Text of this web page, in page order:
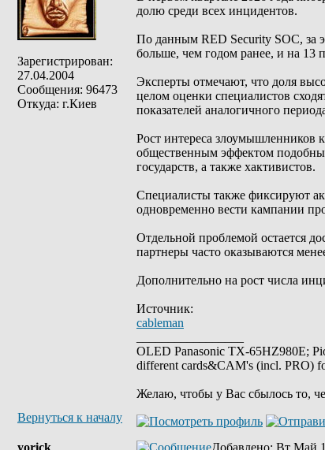
Зарегистрирован:
27.04.2004
Сообщения: 96473
Откуда: г.Киев
долю среди всех инцидентов.
По данным RED Security SOC, за
больше, чем годом ранее, и на 13
Эксперты отмечают, что доля
целом оценки специалистов
показателей аналогичного
Рост интереса злоумышленников
общественным эффектом
государств, а также хактивистов.
Специалисты также фиксируют
одновременно вести кампании
Отдельной проблемой остается
партнеры часто оказываются
Дополнительно на рост числа
Источник:
cableman
OLED Panasonic TX-65HZ980E;
different cards&CAM's (incl. PRO)
Желаю, чтобы у Вас сбылось то,
Вернуться к началу
yorick Добавлено: Вт Май